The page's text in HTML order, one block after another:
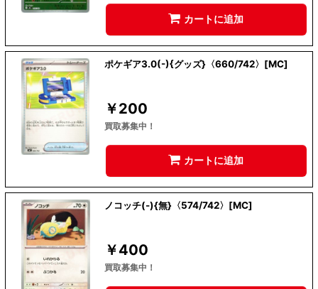
カートに追加
ポケギア3.0(-){グッズ}〈660/742〉[MC]
￥200
買取募集中！
カートに追加
ノコッチ(-){無}〈574/742〉[MC]
￥400
買取募集中！